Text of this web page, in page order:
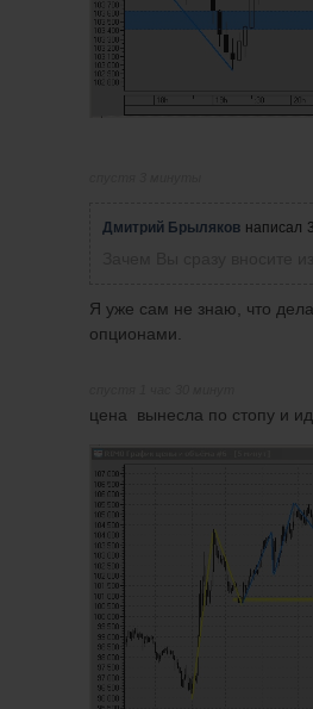
Дмитрий Брыляков написал
Я уже сам не знаю, что
опционами.
цена вынесла по стопу и